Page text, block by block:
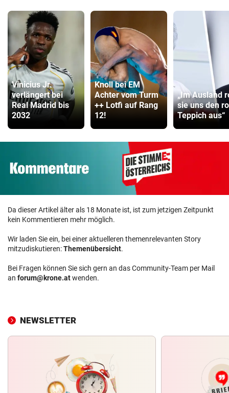
Vinicius Jr.
verlängert bei
Real Madrid bis
2032
Knoll bei EM
Achter vom Turm
++ Lotfi auf Rang
12!
„Im Ausland
sie uns den
Teppich aus“
Da dieser Artikel älter als 18 Monate ist, ist zum jetzigen Zeitpunkt
kein Kommentieren mehr möglich.
Wir laden Sie ein, bei einer aktuelleren themenrelevanten Story
mitzudiskutieren:Themenübersicht.
Bei Fragen können Sie sich gern an das Community-Team per Mail
an forum@krone.atwenden.
NEWSLETTER